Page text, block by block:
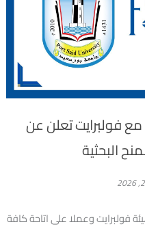
فولبرايت تعلن عن
البحثية
فولبرايت وعملا على اتاحة كافة